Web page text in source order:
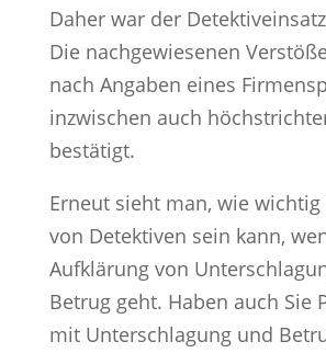
Daher war der
Die nachgewiesenen
nach Angaben eines
inzwischen auch
bestätigt.
Erneut sieht man, wie wichtig
von Detektiven sein kann,
Aufklärung von
Betrug geht. Haben auch Sie
mit Unterschlagung und